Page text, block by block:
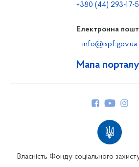
Мапа порталу
+380 (44) 293-17-
Електронна
info@ispf.gov.ua
Власність Фонду соціального